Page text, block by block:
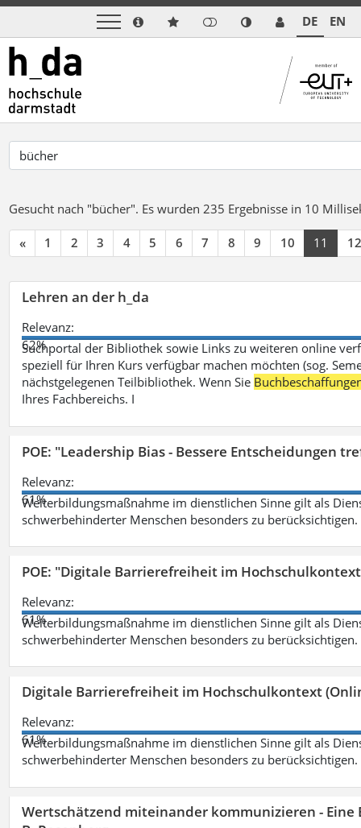
DE EN
Gesucht nach "bücher". Es wurden 235 Ergebnisse in 10
« 1 2 3 4 5 6 7 8 9 10 11 12
Lehren an der h_da
Relevanz:
62%
Suchportal der Bibliothek sowie Links zu weiteren online
speziell für Ihren Kurs verfügbar machen möchten (sog.
nächstgelegenen Teilbibliothek. Wenn Sie
Ihres Fachbereichs. I
POE: "Leadership Bias - Bessere Entscheidungen
Relevanz:
61%
Weiterbildungsmaßnahme im dienstlichen Sinne gilt als
schwerbehinderter Menschen besonders zu berücksichtigen.
POE: "Digitale Barrierefreiheit im
Relevanz:
61%
Weiterbildungsmaßnahme im dienstlichen Sinne gilt als
schwerbehinderter Menschen besonders zu berücksichtigen.
Digitale Barrierefreiheit im Hochschulkontext
Relevanz:
61%
Weiterbildungsmaßnahme im dienstlichen Sinne gilt als
schwerbehinderter Menschen besonders zu berücksichtigen.
Wertschätzend miteinander kommunizieren -